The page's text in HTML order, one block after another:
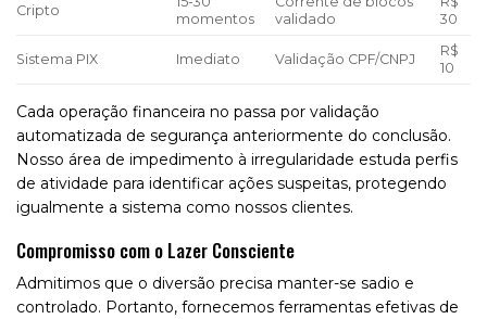
Cripto
momentos
validado
30
Sistema PIX Imediato Validação CPF/CNPJ
R$
10
Cada operação financeira no passa por validação
automatizada de segurança anteriormente do conclusão.
Nosso área de impedimento à irregularidade estuda perfis
de atividade para identificar ações suspeitas, protegendo
igualmente a sistema como nossos clientes.
Compromisso com o Lazer Consciente
Admitimos que o diversão precisa manter-se sadio e
controlado. Portanto, fornecemos ferramentas efetivas de